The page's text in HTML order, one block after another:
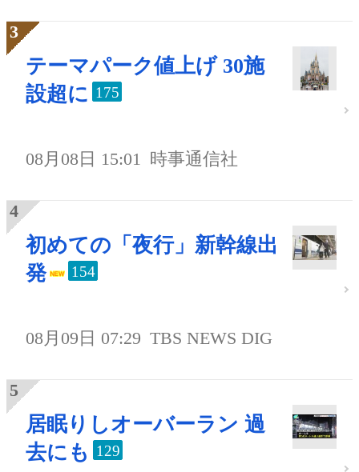
テーマパーク値上げ 30施
設超に 175
08月08日 15:01 時事通信社
初めての「夜行」新幹線出
発
154
08月09日 07:29 TBS NEWS DIG
居眠りしオーバーラン 過
去にも
129